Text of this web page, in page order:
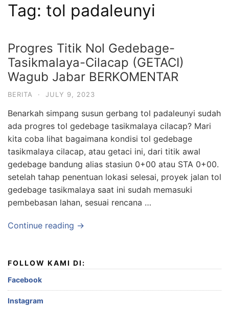
Tag: tol padaleunyi
Progres Titik Nol Gedebage-
Tasikmalaya-Cilacap (GETACI)
Wagub Jabar BERKOMENTAR
BERITA · JULY 9, 2023
Benarkah simpang susun gerbang tol padaleunyi sudah
ada progres tol gedebage tasikmalaya cilacap? Mari
kita coba lihat bagaimana kondisi tol gedebage
tasikmalaya cilacap, atau getaci ini, dari titik awal
gedebage bandung alias stasiun 0+00 atau STA 0+00.
setelah tahap penentuan lokasi selesai, proyek jalan tol
gedebage tasikmalaya saat ini sudah memasuki
pembebasan lahan, sesuai rencana …
Continue reading →
FOLLOW KAMI DI:
Facebook
Instagram